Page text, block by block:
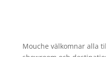
Mouche välkomnar alla